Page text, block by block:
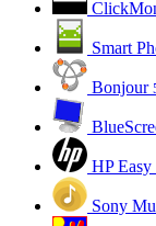
Smart
Bonjour
HP Easy
Sony